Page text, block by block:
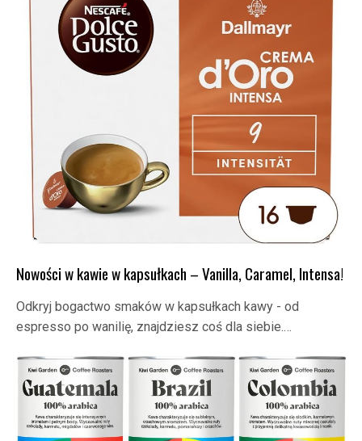
Nowości w kawie w kapsułkach – Vanilla, Caramel, Intensa!
Odkryj bogactwo smaków w kapsułkach kawy - od
espresso po wanilię, znajdziesz coś dla siebie.…